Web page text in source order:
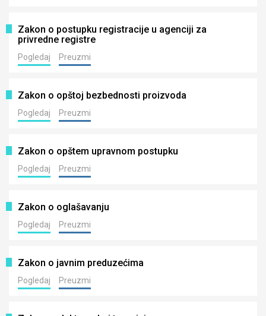
Zakon o postupku registracije u agenciji za
privredne registre
Pogledaj Preuzmi
Zakon o opštoj bezbednosti proizvoda
Pogledaj Preuzmi
Zakon o opštem upravnom postupku
Pogledaj Preuzmi
Zakon o oglašavanju
Pogledaj Preuzmi
Zakon o javnim preduzećima
Pogledaj Preuzmi